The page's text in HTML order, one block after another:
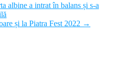
albine a intrat în balans și s-a
și la Piatra Fest 2022 →